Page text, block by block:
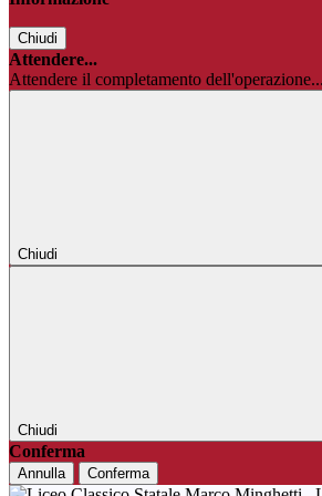
Chiudi
Attendere...
Attendere il completamento dell'operazione...
Chiudi
Chiudi
Conferma
Annulla Conferma